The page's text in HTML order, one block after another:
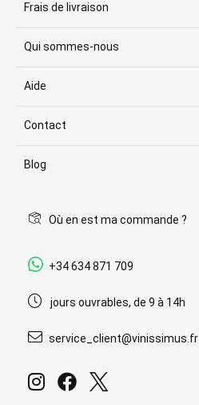
Frais de livraison
Qui sommes-nous
Aide
Contact
Blog
Où en est ma commande ?
+34 634 871 709
jours ouvrables, de 9 à 14h
service_client@vinissimus.fr